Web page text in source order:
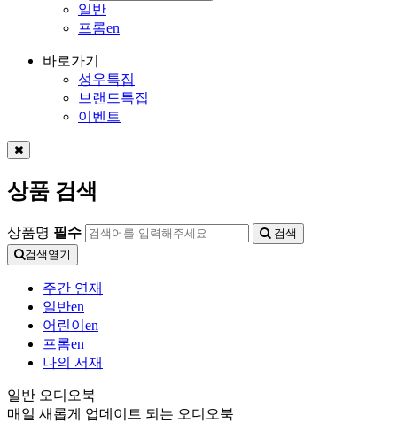
일반
프롬en
바로가기
성우특집
브랜드특집
이벤트
상품 검색
상품명 필수
검색
검색열기
주간 연재
일반en
어린이en
프롬en
나의 서재
일반 오디오북
매일 새롭게 업데이트 되는 오디오북